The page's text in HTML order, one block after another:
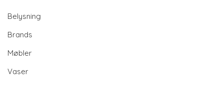
Belysning
Brands
Møbler
Vaser